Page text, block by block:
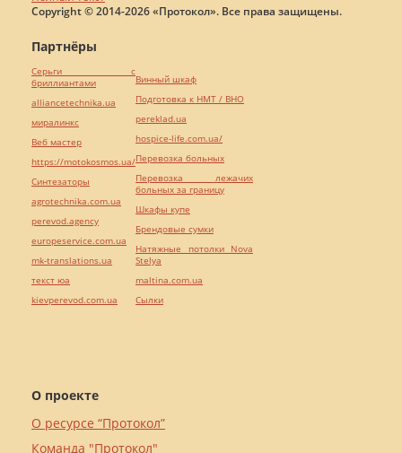
Copyright © 2014-2026 «Протокол». Все права защищены.
О проекте
О ресурсе “Протокол”
Команда "Протокол"
Партнёры
Серьги с
бриллиантами
alliancetechnika.ua
миралинкс
Веб мастер
https://motokosmos.ua/
Синтезаторы
agrotechnika.com.ua
perevod.agency
europeservice.com.ua
mk-translations.ua
текст юа
kievperevod.com.ua
Винный шкаф
Подготовка к НМТ / ВНО
pereklad.ua
hospice-life.com.ua/
Перевозка больных
Перевозка лежачих
больных за границу
Шкафы купе
Брендовые сумки
Натяжные потолки Nova
Stelya
maltina.com.ua
Cылки